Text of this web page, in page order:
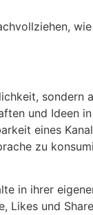
sondern
und Ideen in
eines
zu
in ihrer
Likes und